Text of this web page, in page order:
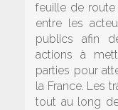
feuille de
entre les
publics afin
actions à
parties pour
la France. Les
tout au long